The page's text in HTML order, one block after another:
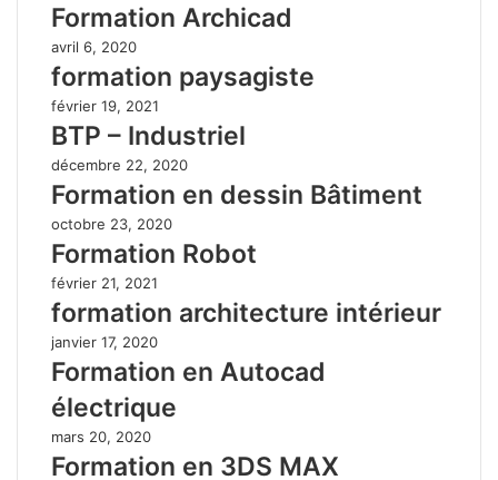
Formation Archicad
avril 6, 2020
formation paysagiste
février 19, 2021
BTP – Industriel
décembre 22, 2020
Formation en dessin Bâtiment
octobre 23, 2020
Formation Robot
février 21, 2021
formation architecture intérieur
janvier 17, 2020
Formation en Autocad
électrique
mars 20, 2020
Formation en 3DS MAX